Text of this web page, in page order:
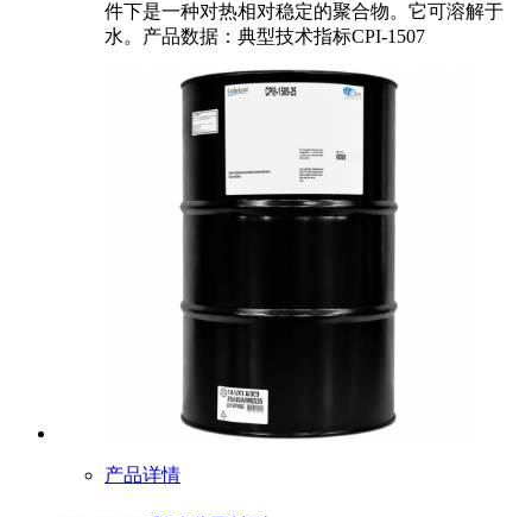
件下是一种对热相对稳定的聚合物。它可溶解于
水。产品数据：典型技术指标CPI-1507
产品详情